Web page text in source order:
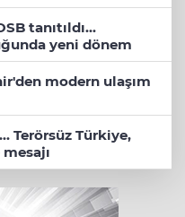
tanıtıldı...
yeni dönem
modern ulaşım
Terörsüz Türkiye,